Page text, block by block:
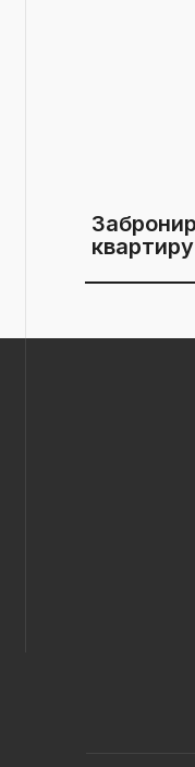
квартиру